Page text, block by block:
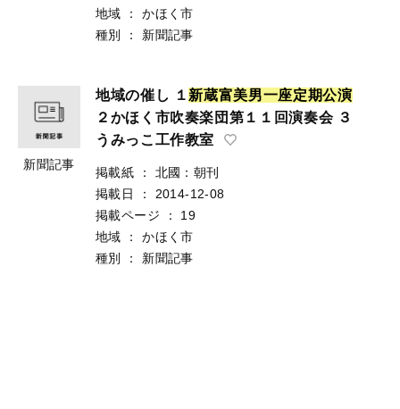
地域
：
かほく市
種別
： 新聞記事
新聞記事
地域の催し １ 新蔵富美男一座定期公演
２かほく市吹奏楽団第１１回演奏会 ３
うみっこ工作教室
掲載紙 ：
北國：朝刊
掲載日
：
2014-12-08
掲載ページ
：
19
地域
：
かほく市
種別
： 新聞記事